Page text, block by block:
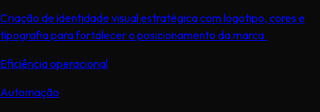
Criação de identidade visual estratégica com logotipo, cores e
tipografia para fortalecer o posicionamento da marca.
Eficiência operacional
Automação